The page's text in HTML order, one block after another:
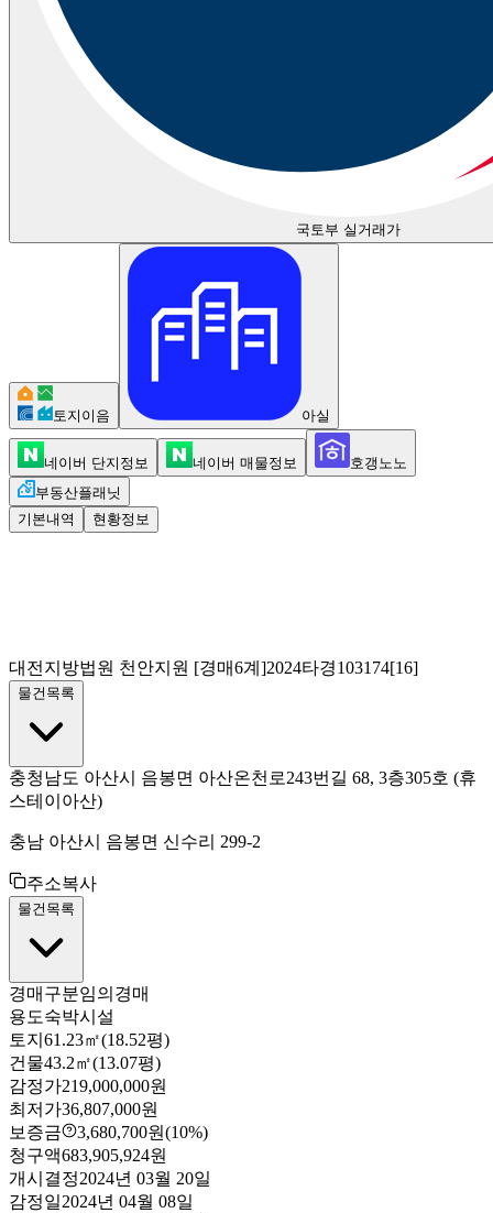
국토부 실거래가
토지이음 아실
네이버 단지정보 네이버 매물정보
호갱노노
부동산플래닛
기본내역
현황정보
대전지방법원 천안지원 [경매6계]2024타경103174[16]
물건목록
충청남도 아산시 음봉면 아산온천로243번길 68, 3층305호 (휴
스테이아산)
충남 아산시 음봉면 신수리 299-2
주소복사
물건목록
경매구분임의경매
용도숙박시설
토지 61.23㎡(18.52평)
건물43.2㎡(13.07평)
감정가219,000,000원
최저가36,807,000원
보증금
3,680,700원(10%)
청구액683,905,924원
개시결정2024년 03월 20일
감정일2024년 04월 08일